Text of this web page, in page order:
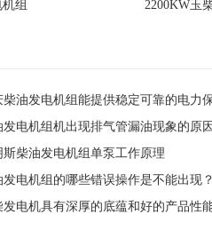
组 2200KW玉
柴油发电机组能提供稳定可靠的电力
发电机组机出现排气管漏油现象的原
斯柴油发电机组单泵工作原理
发电机组的哪些错误操作是不能出现？
发电机具有深厚的底蕴和好的产品性